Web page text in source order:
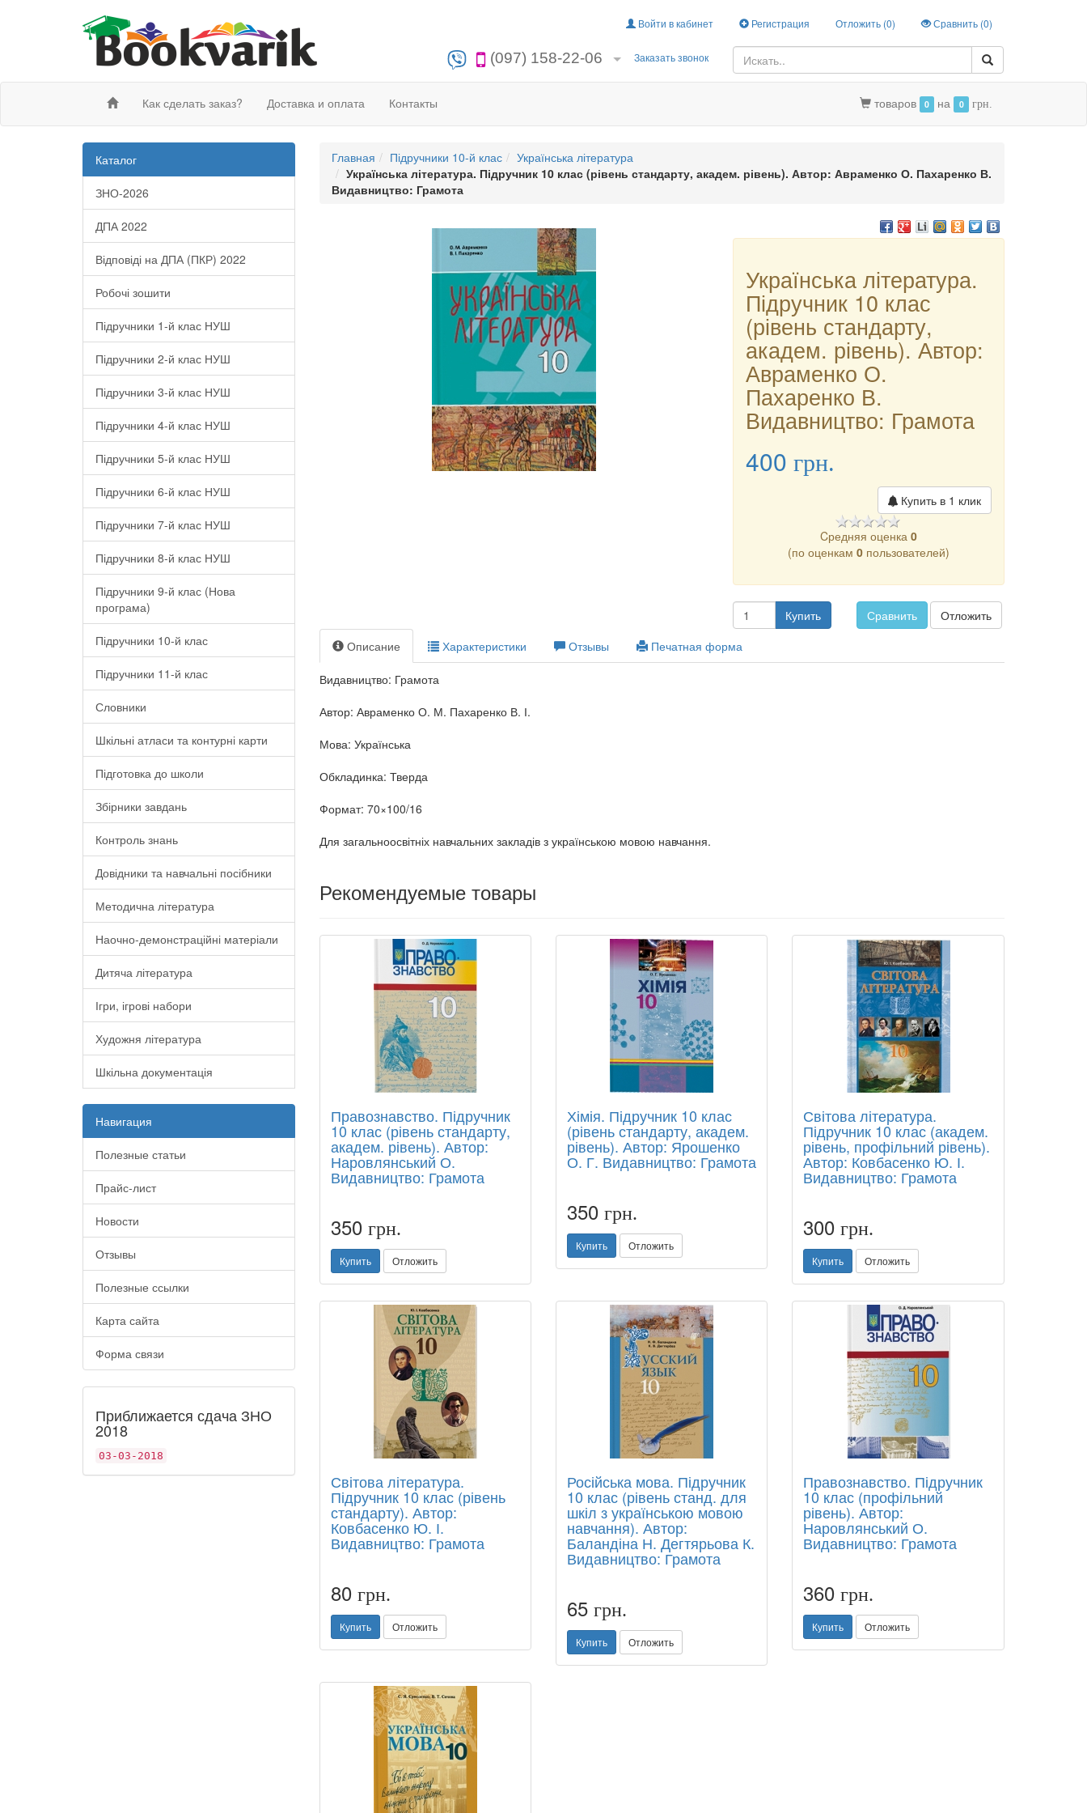
Войти в кабинет Регистрация Отложить (0) Сравнить (0)
(097) 158-22-06 Заказать звонок
Как сделать заказ? Доставка и оплата Контакты товаров 0 на 0 грн.
Каталог
ЗНО-2026
ДПА 2022
Відповіді на ДПА (ПКР) 2022
Робочі зошити
Підручники 1-й клас НУШ
Підручники 2-й клас НУШ
Підручники 3-й клас НУШ
Підручники 4-й клас НУШ
Підручники 5-й клас НУШ
Підручники 6-й клас НУШ
Підручники 7-й клас НУШ
Підручники 8-й клас НУШ
Підручники 9-й клас (Нова
програма)
Підручники 10-й клас
Підручники 11-й клас
Словники
Шкільні атласи та контурні карти
Підготовка до школи
Збірники завдань
Контроль знань
Довідники та навчальні посібники
Методична література
Наочно-демонстраційні матеріали
Дитяча література
Ігри, ігрові набори
Художня література
Шкільна документація
Навигация
Полезные статьи
Прайс-лист
Новости
Отзывы
Полезные ссылки
Карта сайта
Форма связи
Приближается сдача ЗНО
2018
03-03-2018
Главная Підручники 10-й клас
Українська література
Українська література. Підручник 10 клас (рівень стандарту, академ. рівень). Автор: Авраменко О. Пахаренко В.
Видавництво: Грамота
Українська література.
Підручник 10 клас
(рівень стандарту,
академ. рівень). Автор:
Авраменко О.
Пахаренко В.
Видавництво: Грамота
400 грн.
Купить в 1 клик
Cредняя оценка0
(по оценкам0 пользователей)
Купить Сравнить
Отложить
Описание
Характеристики Отзывы Печатная форма
Видавництво: Грамота
Автор: Авраменко О. М. Пахаренко В. І.
Мова: Українська
Обкладинка: Тверда
Формат: 70×100/16
Для загальноосвітніх навчальних закладів з українською мовою навчання.
Рекомендуемые товары
Правознавство. Підручник
10 клас (рівень стандарту,
академ. рівень). Автор:
Наровлянський О.
Видавництво: Грамота
350 грн.
Купить Отложить
Хімія. Підручник 10 клас
(рівень стандарту, академ.
рівень). Автор: Ярошенко
О. Г. Видавництво: Грамота
350 грн.
Купить Отложить
Світова література.
Підручник 10 клас (академ.
рівень, профільний рівень).
Автор: Ковбасенко Ю. І.
Видавництво: Грамота
300грн.
Купить Отложить
Світова література.
Підручник 10 клас (рівень
стандарту). Автор:
Ковбасенко Ю. І.
Видавництво: Грамота
80 грн.
Купить Отложить
Російська мова. Підручник
10 клас (рівень станд. для
шкіл з українською мовою
навчання). Автор:
Баландіна Н. Дегтярьова К.
Видавництво: Грамота
65 грн.
Купить Отложить
Правознавство. Підручник
10 клас (профільний
рівень). Автор:
Наровлянський О.
Видавництво: Грамота
360грн.
Купить Отложить